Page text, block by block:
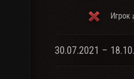
Игрок
30.07.2021 –